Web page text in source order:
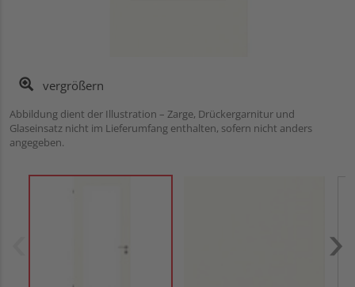
vergrößern
Abbildung dient der Illustration – Zarge, Drückergarnitur und
Glaseinsatz nicht im Lieferumfang enthalten, sofern nicht anders
angegeben.